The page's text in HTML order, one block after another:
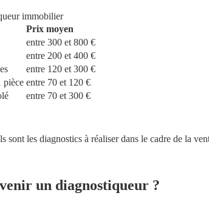
immobilier
Prix moyen
entre 300 et 800 €
entre 200 et 400 €
entre 120 et 300 €
pièce entre 70 et 120 €
entre 70 et 300 €
sont les diagnostics à réaliser dans le cadre de la
un diagnostiqueur ?